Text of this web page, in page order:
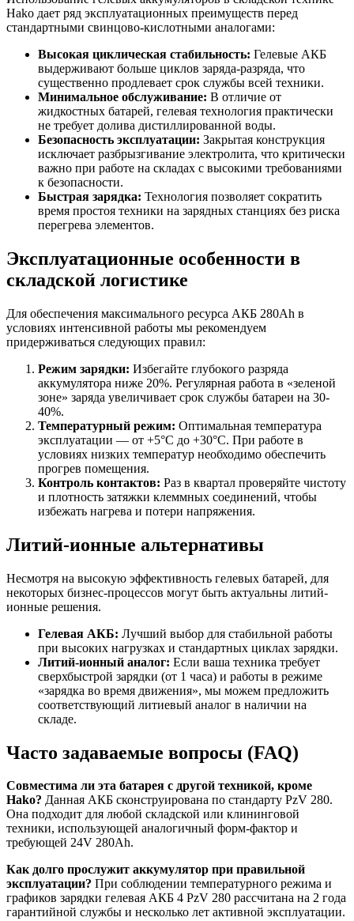
Hako дает ряд эксплуатационных преимуществ перед
стандартными свинцово-кислотными аналогами:
Высокая циклическая стабильность: Гелевые АКБ
выдерживают больше циклов заряда-разряда, что
существенно продлевает срок службы всей техники.
Минимальное обслуживание: В отличие от
жидкостных батарей, гелевая технология практически
не требует долива дистиллированной воды.
Безопасность эксплуатации: Закрытая конструкция
исключает разбрызгивание электролита, что критически
важно при работе на складах с высокими требованиями
к безопасности.
Быстрая зарядка: Технология позволяет сократить
время простоя техники на зарядных станциях без риска
перегрева элементов.
Эксплуатационные особенности в
складской логистике
Для обеспечения максимального ресурса АКБ 280Ah в
условиях интенсивной работы мы рекомендуем
придерживаться следующих правил:
Режим зарядки: Избегайте глубокого разряда
аккумулятора ниже 20%. Регулярная работа в «зеленой
зоне» заряда увеличивает срок службы батареи на 30-
40%.
Температурный режим: Оптимальная температура
эксплуатации — от +5°C до +30°C. При работе в
условиях низких температур необходимо обеспечить
прогрев помещения.
Контроль контактов: Раз в квартал проверяйте чистоту
и плотность затяжки клеммных соединений, чтобы
избежать нагрева и потери напряжения.
Литий-ионные альтернативы
Несмотря на высокую эффективность гелевых батарей, для
некоторых бизнес-процессов могут быть актуальны литий-
ионные решения.
Гелевая АКБ: Лучший выбор для стабильной работы
при высоких нагрузках и стандартных циклах зарядки.
Литий-ионный аналог: Если ваша техника требует
сверхбыстрой зарядки (от 1 часа) и работы в режиме
«зарядка во время движения», мы можем предложить
соответствующий литиевый аналог в наличии на
складе.
Часто задаваемые вопросы (FAQ)
Совместима ли эта батарея с другой техникой, кроме
Hako? Данная АКБ сконструирована по стандарту PzV 280.
Она подходит для любой складской или клининговой
техники, использующей аналогичный форм-фактор и
требующей 24V 280Ah.
Как долго прослужит аккумулятор при правильной
эксплуатации? При соблюдении температурного режима и
графиков зарядки гелевая АКБ 4 PzV 280 рассчитана на 2 года
гарантийной службы и несколько лет активной эксплуатации.